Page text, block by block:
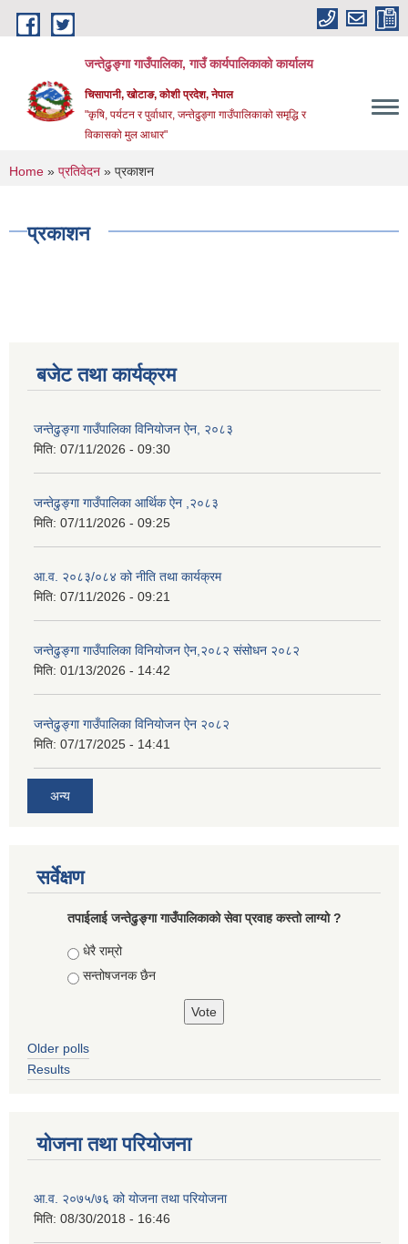
Skip to main content
जन्तेढुङ्गा गाउँपालिका, गाउँ कार्यपालिकाको कार्यालय
चिसापानी, खोटाङ, कोशी प्रदेश, नेपाल
"कृषि, पर्यटन र पुर्वाधार, जन्तेढुङ्गा गाउँपालिकाको समृद्धि र
विकासको मुल आधार"
You are here
Home » प्रतिवेदन » प्रकाशन
प्रकाशन
बजेट तथा कार्यक्रम
जन्तेढुङ्गा गाउँपालिका विनियोजन ऐन, २०८३
मिति: 07/11/2026 - 09:30
जन्तेढुङ्गा गाउँपालिका आर्थिक ऐन ,२०८३
मिति: 07/11/2026 - 09:25
आ.व. २०८३/०८४ को नीति तथा कार्यक्रम
मिति: 07/11/2026 - 09:21
जन्तेढुङ्गा गाउँपालिका विनियोजन ऐन,२०८२ संसोधन २०८२
मिति: 01/13/2026 - 14:42
जन्तेढुङ्गा गाउँपालिका विनियोजन ऐन २०८२
मिति: 07/17/2025 - 14:41
अन्य
सर्वेक्षण
तपाईलाई जन्तेढुङ्गा गाउँपालिकाको सेवा प्रवाह कस्तो लाग्यो ?
Choices
धेरै राम्रो
सन्तोषजनक छैन
Older polls
Results
योजना तथा परियोजना
आ.व. २०७५/७६ को योजना तथा परियोजना
मिति: 08/30/2018 - 16:46